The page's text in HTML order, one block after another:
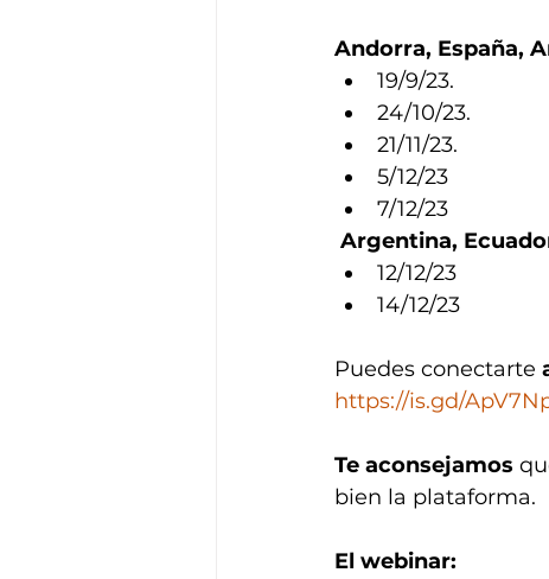
Andorra, España,
19/9/23.
24/10/23.
21/11/23.
5/12/23
7/12/23
Argentina,
12/12/23
14/12/23
Puedes conectarte
https://is.gd/
Te aconsejamos
bien la plataforma.
El webinar: